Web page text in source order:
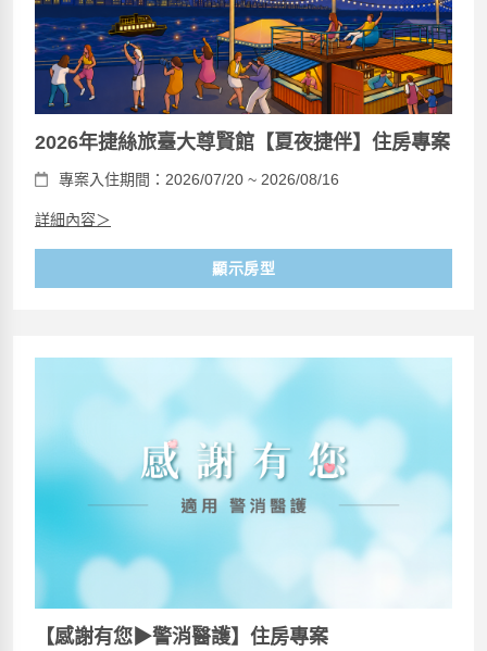
2026年捷絲旅臺大尊賢館【夏夜捷伴】住房專案
專案入住期間：2026/07/20 ~ 2026/08/16
詳細內容＞
顯示房型
【感謝有您▶警消醫護】住房專案